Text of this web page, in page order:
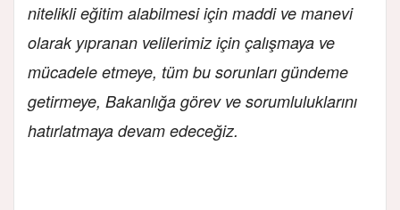
nitelikli eğitim alabilmesi için maddi ve manevi
olarak yıpranan velilerimiz için çalışmaya ve
mücadele etmeye, tüm bu sorunları gündeme
getirmeye, Bakanlığa görev ve sorumluluklarını
hatırlatmaya devam edeceğiz.